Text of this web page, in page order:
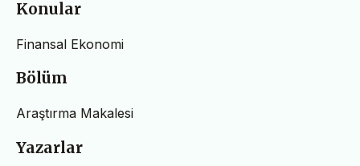
Konular
Finansal Ekonomi
Bölüm
Araştırma Makalesi
Yazarlar